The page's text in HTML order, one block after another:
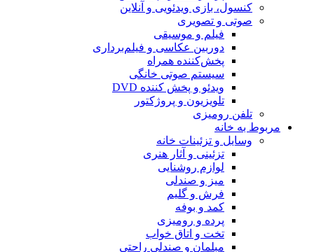
کنسول، بازی‌ ویدئویی و آنلاین
صوتی و تصویری
فیلم و موسیقی
دوربین عکاسی و فیلم‌برداری
پخش‌کننده همراه
سیستم صوتی خانگی
ویدئو و پخش کننده DVD
تلویزیون و پروژکتور
تلفن رومیزی
مربوط به خانه
وسایل و تزئینات خانه
تزئینی و آثار هنری
لوازم روشنایی
میز و صندلی
فرش و گلیم
کمد و بوفه
پرده و رومیزی
تخت و اتاق خواب
مبلمان و صندلی راحتی